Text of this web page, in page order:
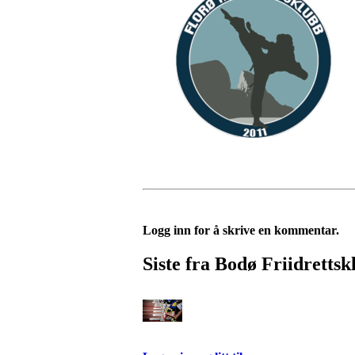
Logg inn for å skrive en kommentar.
Siste fra Bodø